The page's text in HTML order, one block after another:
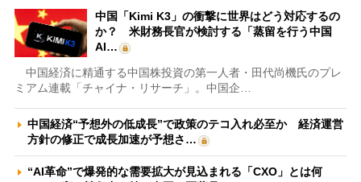
中国「Kimi K3」の衝撃に世界はどう対応するの
か？ 米財務長官が検討する「蒸留を行う中国
AI…
中国経済に精通する中国株投資の第一人者・田代尚機氏のプレ
ミアム連載「チャイナ・リサーチ」。中国企…
中国経済“予想外の低成長”で政策のテコ入れ必至か 経済運営
方針の修正で成長加速が予想さ…
“AI革命”で爆発的な需要拡大が見込まれる「CXO」とは何